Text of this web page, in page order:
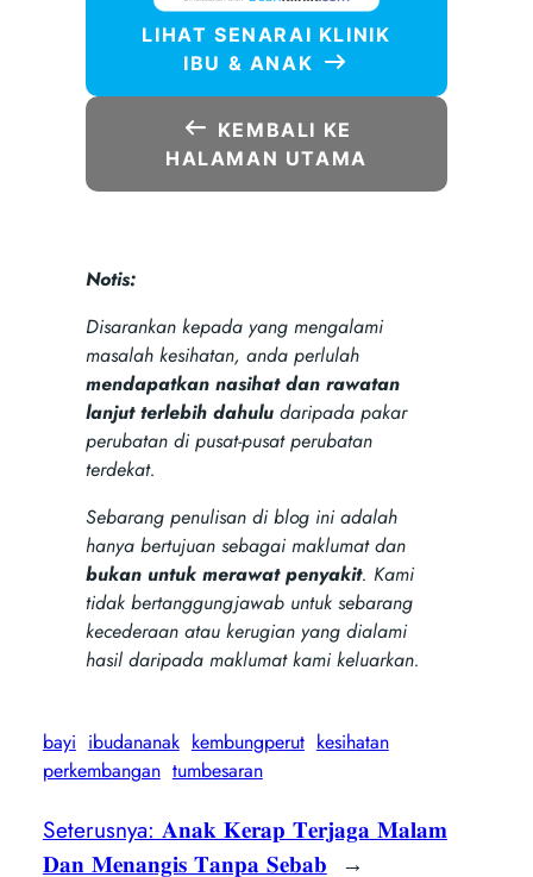
LIHAT SENARAI KLINIK
IBU & ANAK
KEMBALI KE
HALAMAN UTAMA
Notis:
Disarankan kepada yang mengalami
masalah kesihatan, anda perlulah
mendapatkan nasihat dan rawatan
lanjut terlebih dahuludaripada pakar
perubatan di pusat-pusat perubatan
terdekat.
Sebarang penulisan di blog ini adalah
hanya bertujuan sebagai maklumat dan
bukan untuk merawat penyakit. Kami
tidak bertanggungjawab untuk sebarang
kecederaan atau kerugian yang dialami
hasil daripada maklumat kami keluarkan.
bayi ibudananak kembungperut kesihatan
perkembangan tumbesaran
Seterusnya: 𝐀𝐧𝐚𝐤 𝐊𝐞𝐫𝐚𝐩 𝐓𝐞𝐫𝐣𝐚𝐠𝐚 𝐌𝐚𝐥𝐚𝐦
𝐃𝐚𝐧 𝐌𝐞𝐧𝐚𝐧𝐠𝐢𝐬 𝐓𝐚𝐧𝐩𝐚 𝐒𝐞𝐛𝐚𝐛 →